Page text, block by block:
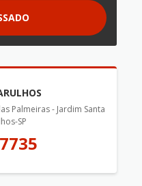
Palmeiras - Jardim Santa
SP